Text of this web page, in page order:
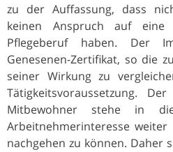
zu der Auffassung, dass
keinen Anspruch auf eine
Pflegeberuf haben. Der
Genesenen-Zertifikat, so die
seiner Wirkung zu
Tätigkeitsvoraussetzung.
Mitbewohner stehe in
Arbeitnehmerinteresse
nachgehen zu können. Daher